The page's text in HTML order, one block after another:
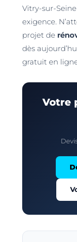
Vitry-sur-
exigence.
projet de
dès
gratuit en
Votre